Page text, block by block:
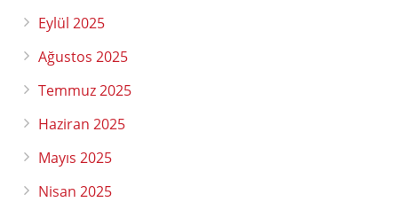
Eylül 2025
Ağustos 2025
Temmuz 2025
Haziran 2025
Mayıs 2025
Nisan 2025